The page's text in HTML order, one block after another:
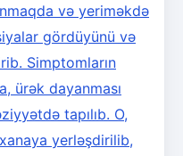
və yeriməkdə
gördüyünü və
Simptomların
ürək dayanması
tapılıb. O,
yerləşdirilib,